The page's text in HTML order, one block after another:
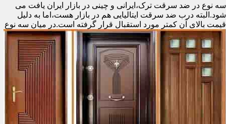
سه نوع در ضد سرقت ترک،ایرانی و چینی در بازار ایران یافت می
شود.البته درب ضد سرقت ایتالیایی هم در بازار هست،اما به دلیل
قیمت بالای آن کمتر مورد استقبال قرار گرفته است.در میان سه نوع